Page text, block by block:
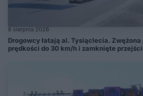
8 sierpnia 2026
Drogowcy łatają al. Tysiąclecia.
prędkości do 30 km/h i zamknięte